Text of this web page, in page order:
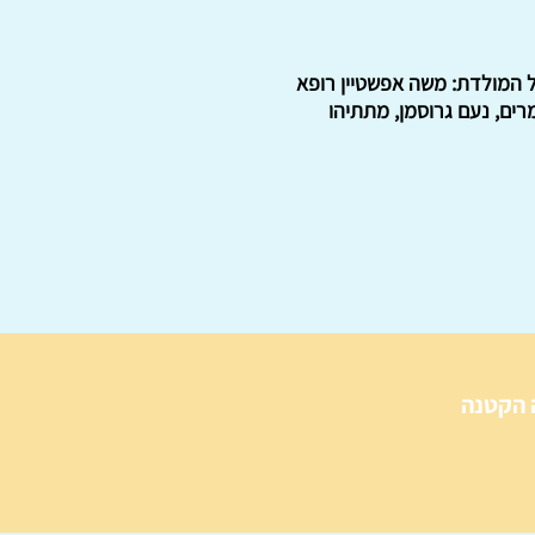
המולדת: משה אפשטיין רופא
נעם גרוסמן, מתתיהו
הקטנה